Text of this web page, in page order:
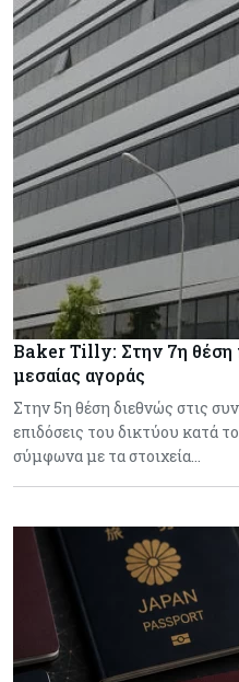
Baker Tilly: Στην 7η θέση
μεσαίας αγοράς
Στην 5η θέση διεθνώς στις
επιδόσεις του δικτύου κατά
σύμφωνα με τα στοιχεία…